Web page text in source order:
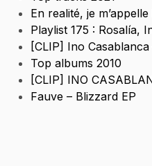
En realité, je
Playlist 175 : Rosalía,
[CLIP] Ino
Top albums 2010
[CLIP] INO
Fauve – Blizzard EP